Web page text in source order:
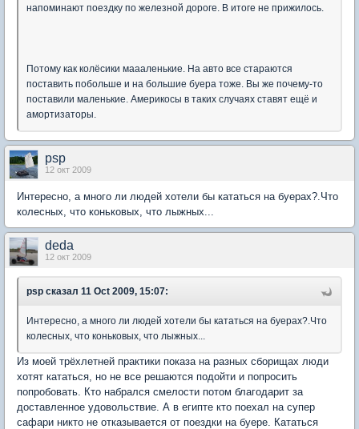
напоминают поездку по железной дороге. В итоге не прижилось.
Потому как колёсики маааленькие. На авто все стараются
поставить побольше и на большие буера тоже. Вы же почему-то
поставили маленькие. Америкосы в таких случаях ставят ещё и
амортизаторы.
psp
12 окт 2009
Интересно, а много ли людей хотели бы кататься на буерах?.Что
колесных, что коньковых, что лыжных...
deda
12 окт 2009
psp сказал 11 Oct 2009, 15:07:
Интересно, а много ли людей хотели бы кататься на буерах?.Что
колесных, что коньковых, что лыжных...
Из моей трёхлетней практики показа на разных сборищах люди
хотят кататься, но не все решаются подойти и попросить
попробовать. Кто набрался смелости потом благодарит за
доставленное удовольствие. А в египте кто поехал на супер
сафари никто не отказывается от поездки на буере. Кататься